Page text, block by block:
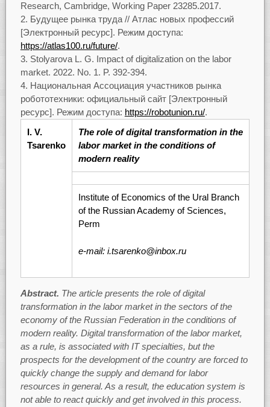
Research, Cambridge, Working Paper 23285.2017.
Будущее рынка труда // Атлас новых профессий
[Электронный ресурс]. Режим доступа:
https://atlas100.ru/future/.
Stolyarova L. G. Impact of digitalization on the labor
market. 2022. No. 1. P. 392-394.
Национальная Ассоциация участников рынка
робототехники: официальный сайт [Электронный
ресурс]. Режим доступа: https://robotunion.ru/.
I. V.
Tsarenko
The role of digital transformation in the
labor market in the conditions of
modern reality
Institute of Economics of the Ural Branch
of the Russian Academy of Sciences,
Perm
e-mail: i.tsarenko@inbox.ru
Abstract. The article presents the role of digital
transformation in the labor market in the sectors of the
economy of the Russian Federation in the conditions of
modern reality. Digital transformation of the labor market,
as a rule, is associated with IT specialties, but the
prospects for the development of the country are forced to
quickly change the supply and demand for labor
resources in general. As a result, the education system is
not able to react quickly and get involved in this process.